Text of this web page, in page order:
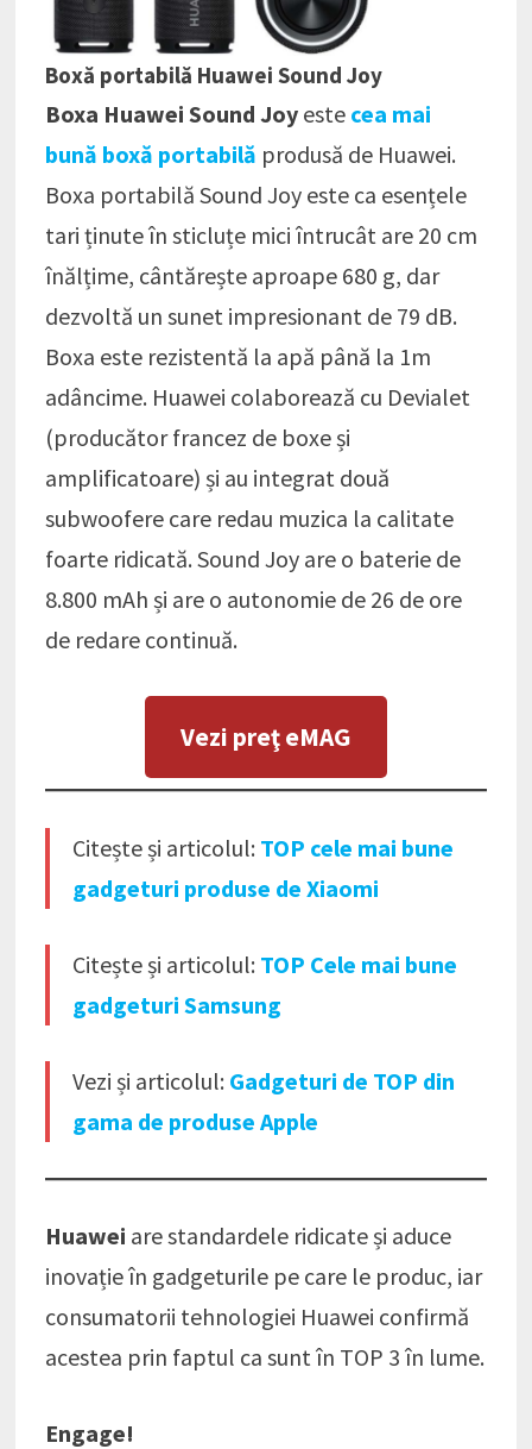
Boxă portabilă Huawei Sound Joy
Boxa Huawei Sound Joy este cea mai
bună boxă portabilă produsă de Huawei.
Boxa portabilă Sound Joy este ca esențele
tari ținute în sticluțe mici întrucât are 20 cm
înălțime, cântărește aproape 680 g, dar
dezvoltă un sunet impresionant de 79 dB.
Boxa este rezistentă la apă până la 1m
adâncime. Huawei colaborează cu Devialet
(producător francez de boxe și
amplificatoare) și au integrat două
subwoofere care redau muzica la calitate
foarte ridicată. Sound Joy are o baterie de
8.800 mAh și are o autonomie de 26 de ore
de redare continuă.
Vezi preţ eMAG
Citește și articolul: TOP cele mai bune
gadgeturi produse de Xiaomi
Citește și articolul: TOP Cele mai bune
gadgeturi Samsung
Vezi și articolul: Gadgeturi de TOP din
gama de produse Apple
Huawei are standardele ridicate și aduce
inovație în gadgeturile pe care le produc, iar
consumatorii tehnologiei Huawei confirmă
acestea prin faptul ca sunt în TOP 3 în lume.
Engage!